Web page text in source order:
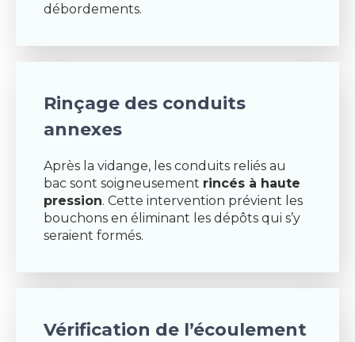
débordements.
Rinçage des conduits
annexes
Après la vidange, les conduits reliés au
bac sont soigneusement rincés à haute
pression. Cette intervention prévient les
bouchons en éliminant les dépôts qui s’y
seraient formés.
Vérification de l’écoulement